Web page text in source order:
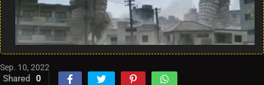
Sep. 10, 2022
Shared 0